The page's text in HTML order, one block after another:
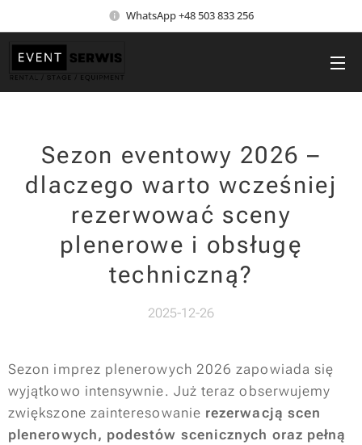
WhatsApp +48 503 833 256
Sezon eventowy 2026 –
dlaczego warto wcześniej
rezerwować sceny
plenerowe i obsługę
techniczną?
2025-12-26
Sezon imprez plenerowych 2026 zapowiada się
wyjątkowo intensywnie. Już teraz obserwujemy
zwiększone zainteresowanie rezerwacją scen
plenerowych, podestów scenicznych oraz pełną